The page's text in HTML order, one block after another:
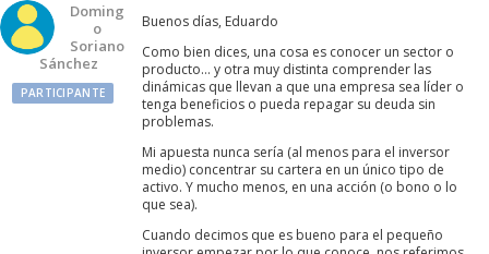
Doming
O
Soriano
Sánchez
PARTICIPANTE
Buenos días, Eduardo
Como bien dices, una cosa es conocer un sector o
producto… y otra muy distinta comprender las
dinámicas que llevan a que una empresa sea líder o
tenga beneficios o pueda repagar su deuda sin
problemas.
Mi apuesta nunca sería (al menos para el inversor
medio) concentrar su cartera en un único tipo de
activo. Y mucho menos, en una acción (o bono o lo
que sea).
Cuando decimos que es bueno para el pequeño